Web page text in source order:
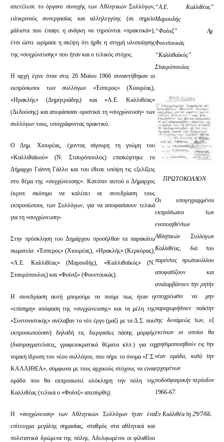
απετέλεσε το όργανο συνοχής των Αθλητικών Συλλόγων,
ειλικρινούς συνεργασίας και αλληλεγγύης (σε σημείο
μάλιστα που έπαψε η ανάγκη να τηρούνται «πρακτικά»),
έτσι ώστε ωρίμασε η σκέψη ότι ήρθε η στιγμή υλοποίησης
της «συγχώνευσης» που ήταν και ο τελικός στόχος.
Η αρχή έγινε όταν στις 20 Μαίου 1966 συναντήθηκαν οι
εκπρόσωποι των συλλόγων «Έσπερος» (Χιουρέας),
«Ηρακλής» (Δημητριάδης) και «Α.Ε. Καλλιθέας»
(Δεδούσης) και απεφάσισαν οριστικά τη «συγχώνευση» των
συλλόγων τους, υπογράφοντας πρακτικό.
Ο Δημ. Χιουρέας, έχοντας σίγουρη τη γνώμη του
«Καλλιθαϊκού» (Ν. Σταυρόπουλος) επισκέφτηκε το
Δήμαρχο Γιάννη Γάλλο και του έθεσε υπόψη τις εξελίξεις
στο θέμα της «συγχώνευσης». Κατόπιν αυτού ο Δήμαρχος
έκρινε σκόπιμο να καλέσει σε συνεδρίαση τους
εκπροσώπους των Συλλόγων, για να αποφασίσουν τελικά
για τη «συγχώνευση».
Στην πρόσκληση του Δημάρχου προσήλθαν τα παρακάτω
σωματεία: «Έσπερος» (Χιουρέας), «Ηρακλής» (Κερκύρας),
«Α.Ε. Καλλιθέας» (Μαρουδής), «Καλλιθαϊκός» (Ν.
Σταυρόπουλος) και «Φοίνιξ» (Φουντουκάς).
Η συνεδρίαση αυτή μπορούμε να πούμε πως ήταν η
«επίσημη» απόφαση της «συγχώνευσης» και τα μέλη της
«Συντονιστικής» ανέλαβαν το νέο έργο (μαζί με τα Δ.Σ. που
εκπροσωπούσαν) δηλαδή τις διεργασίες πάσης μορφής
(διαπραγματεύσεις, γραφειοκρατικά θέματα κλπ.) για τη
νομική ίδρυση του νέου συλλόγου, που πήρε το όνομα «Γ.Σ.
ΚΑΛΛΙΘΕΑ», σύμφωνα με τους αρχικούς στόχους να είναι
ομάδα που θα εκπροσωπεί ολόκληρη την πόλη της
Καλλιθέας (τελικά ο «Φοίνιξ» απεσύρθη).
Η «συγχώνευση» των Αθλητικών Συλλόγων ήταν ένα
επίτευγμα μεγάλης σημασίας, σταθμός στα αθλητικά και
πολιτιστικά δρώμενα της πόλης. Αδελφωμένοι οι φίλαθλοι
“Α.Ε. Καλλιθέας”
Μαρουδής
“Φοίνιξ” Αχ.
Φουντουκάς
“Καλλιθαϊκός”
Σταυρόπουλος
ΠΡΩΤΟΚΟΛΛΟΝ
Οι υπογεγραμμένοι
εκπρόσωποι των
ενοποιηθέντων
Αθλητικών Συλλόγων
Καλλιθέας, διά του
παρόντος πρωτοκόλλου
αποφασίζουν και
αναλαμβάνουν την ρητήν
υποχρέωσιν να μην
παραχωρήσουν παίκτην
της δυνάμεώς των, εξ
εκείνων οι οποίοι θα
χρησιμοποιηθούν εις την
νέαν ομάδα, κατά την
ερχομένων
ποδοσφαιρικήν περίοδον
1966-67.
Εν Καλλιθέα τη 29/7/66.